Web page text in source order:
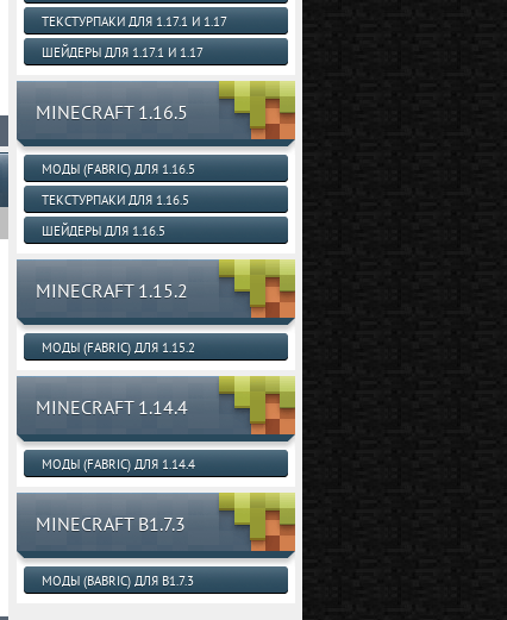
ТЕКСТУРПАКИ ДЛЯ 1.17.1 И 1.17
ШЕЙДЕРЫ ДЛЯ 1.17.1 И 1.17
MINECRAFT 1.16.5
МОДЫ (FABRIC) ДЛЯ 1.16.5
ТЕКСТУРПАКИ ДЛЯ 1.16.5
ШЕЙДЕРЫ ДЛЯ 1.16.5
MINECRAFT 1.15.2
МОДЫ (FABRIC) ДЛЯ 1.15.2
MINECRAFT 1.14.4
МОДЫ (FABRIC) ДЛЯ 1.14.4
MINECRAFT B1.7.3
МОДЫ (BABRIC) ДЛЯ B1.7.3